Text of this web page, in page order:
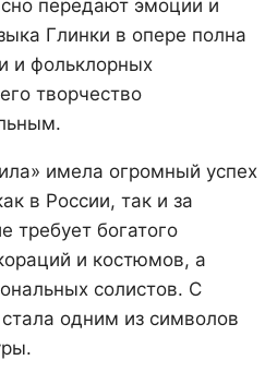
передают эмоции и
Глинки в опере полна
и фольклорных
творчество
имела огромный успех
в России, так и за
требует богатого
и костюмов, а
солистов. С
одним из символов